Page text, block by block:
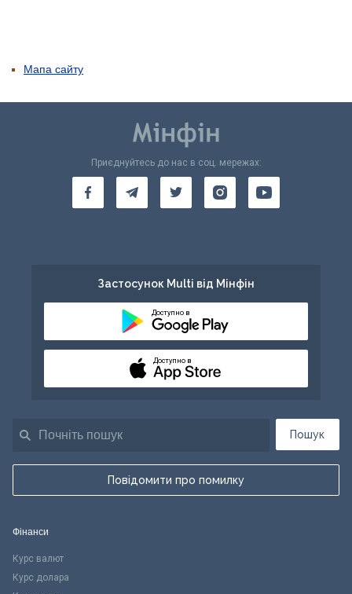
Мапа сайту
Пошук
Повідомити про помилку
Приєднуйтесь до нас в соц. мережах:
Застосунок Multi від Мінфін
Доступно в
Доступно в
Фінанси
Курс валют
Курс долара